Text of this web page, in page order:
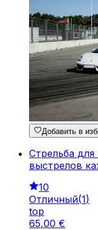
Добавить в
Стрельба для
выстрелов
10
Отличный(1)
top
65,00 €